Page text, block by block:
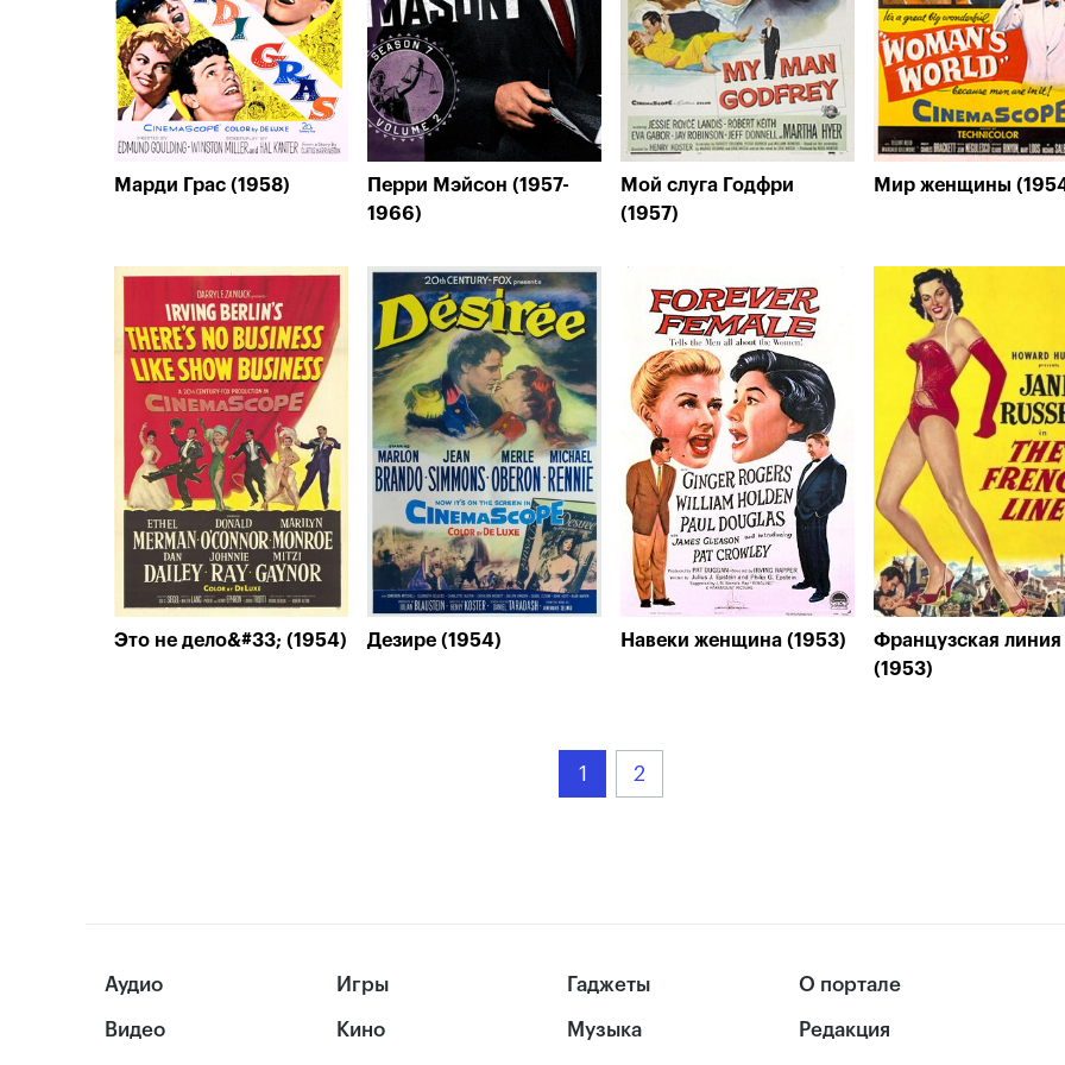
Марди Грас (1958)
Перри Мэйсон (1957-
1966)
Мой слуга Годфри
(1957)
Мир женщины
Это не дело&#33; (1954) Дезире (1954) Навеки женщина (1953)
Французская линия
(1953)
1 2
Аудио
Видео
Игры
Кино
Гаджеты
Музыка
О портале
Редакция